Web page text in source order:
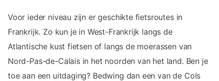
Voor ieder niveau zijn er geschikte fietsroutes in
Frankrijk. Zo kun je in West-Frankrijk langs de
Atlantische kust fietsen of langs de moerassen van
Nord-Pas-de-Calais in het noorden van het land. Ben je
toe aan een uitdaging? Bedwing dan een van de Cols